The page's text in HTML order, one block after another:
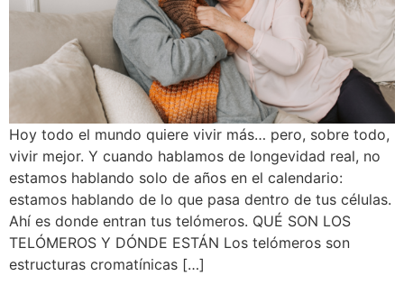
Hoy todo el mundo quiere vivir más… pero, sobre todo,
vivir mejor. Y cuando hablamos de longevidad real, no
estamos hablando solo de años en el calendario:
estamos hablando de lo que pasa dentro de tus células.
Ahí es donde entran tus telómeros. QUÉ SON LOS
TELÓMEROS Y DÓNDE ESTÁN Los telómeros son
estructuras cromatínicas […]